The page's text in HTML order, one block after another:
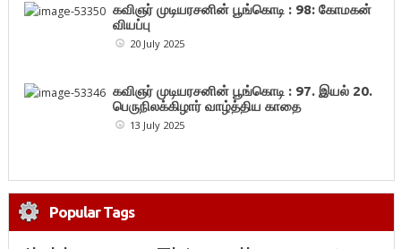
கவிஞர் முடியரசனின் பூங்கொடி : 98: கோமகன்
வியப்பு
20 July 2025
கவிஞர் முடியரசனின் பூங்கொடி : 97. இயல் 20.
பெருநிலக்கிழார் வாழ்த்திய காதை
13 July 2025
Popular Tags